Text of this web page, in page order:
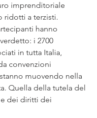
imprenditoriale
ridotti a terzisti.
hanno
i 2700
in tutta Italia,
convenzioni
muovendo nella
Quella della tutela del
dei diritti dei